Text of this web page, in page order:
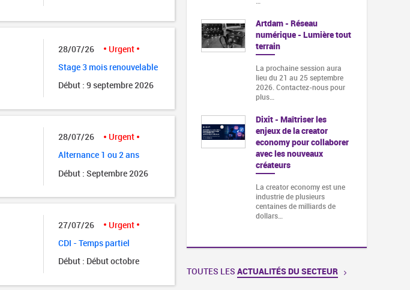
28/07/26
Urgent
Stage 3 mois renouvelable
Début : 9 septembre 2026
28/07/26
Urgent
Alternance 1 ou 2 ans
Début : Septembre 2026
27/07/26
Urgent
CDI - Temps partiel
Début : Début octobre
Artdam - Réseau
numérique - Lumière tout
terrain
La prochaine session aura
lieu du 21 au 25 septembre
2026. Contactez-nous pour
plus…
Dixit - Maîtriser les
enjeux de la creator
economy pour collaborer
avec les nouveaux
créateurs
La creator economy est une
industrie de plusieurs
centaines de milliards de
dollars…
TOUTES LES ACTUALITÉS DU SECTEUR